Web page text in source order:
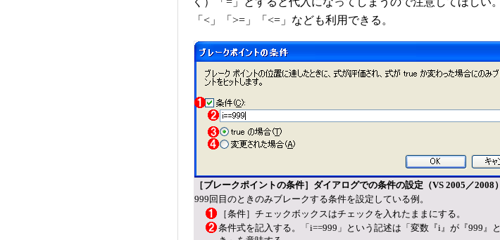
「<」「>=」「<=」なども利用できる。
［ブレークポイントの条件］ダイアログでの条件の設定（VS 2005／2008）
999回目のときのみブレークする条件を設定している例。
［条件］チェックボックスはチェックを入れたままにする。
条件式を記入する。「i==999」という記述は「変数『i』が『999』